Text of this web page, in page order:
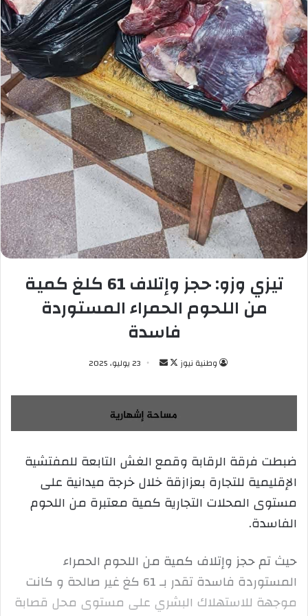
تيزي وزو: حجز وإتلاف 61 كلغ كمية
من اللحوم الحمراء المستوردة
فاسدة
وطنية نيوز
ت
ب
ع
ع
ى
X
س
ل
ب
ي
د
إ
ت
ن
23 يوليو، 2025
ضبطت فرقة الرقابة وقمع الغش التابعة للمفتشية
الإقليمية للتجارة بعزازقة خلال خرجة ميدانية على
مستوى المحلات التجارية كمية معتبرة من اللحوم
الفاسدة.
حيث تم حجز وإتلاف كمية من اللحوم الحمراء
المستوردة فاسدة تقدر بـ 61 كغ غير صالحة و كانت
موجهة للاستهلاك البشري على مستوى محل قصابة